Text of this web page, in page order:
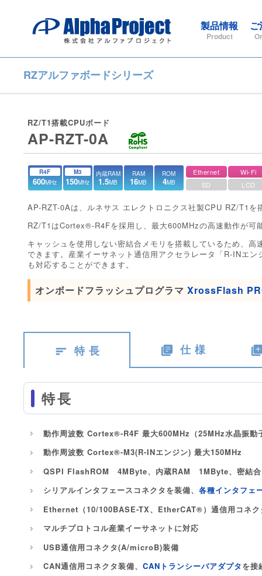
製品情報
Product
ご
RZアルファボードシリーズ
RZ/T1搭載CPUボード
AP-RZT-0A
R4F
600MHz
M3
150MHz
内蔵RAM
1.5MB
RAM
16MB
ROM
4MB
Ethernet
Wi-Fi
SD
LCD
AP-RZT-0Aは、ルネサス エレクトロニクス社製CPU RZ/T1を
RZ/T1はCortex®-R4Fを採用し、最大600MHzの高速動作が可
キャッシュを使用しない密結合メモリを搭載しているため、高
できます。産業イーサネット通信用アクセラレータ「R-INエ
も対応することができます。
オンボードフラッシュプログラマ XrossFlash
特 長 仕 様
特長
動作周波数 Cortex®-R4F 最大600MHz（25MHz水晶振動
動作周波数 Cortex®-M3(R-INエンジン) 最大150MHz
QSPI FlashROM 4MByte、内蔵RAM 1MByte、密結
シリアルインタフェースコネクタを装備、 各種インタフェ
Ethernet（10/100BASE-TX、EtherCAT®）通信用コネク
マルチプロトコル産業イーサネットに対応
USB通信用コネクタ(A/microB)装備
CAN通信用コネクタ装備、 CANトランシーバアダプタを接